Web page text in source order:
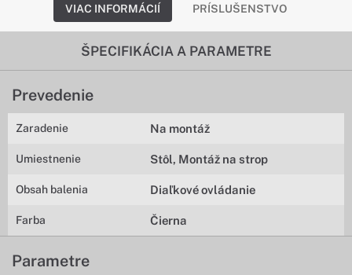
VIAC INFORMÁCIÍ PRÍSLUŠENSTVO
ŠPECIFIKÁCIA A PARAMETRE
Prevedenie
Zaradenie Na montáž
Umiestnenie Stôl, Montáž na strop
Obsah balenia Diaľkové ovládanie
Farba Čierna
Parametre